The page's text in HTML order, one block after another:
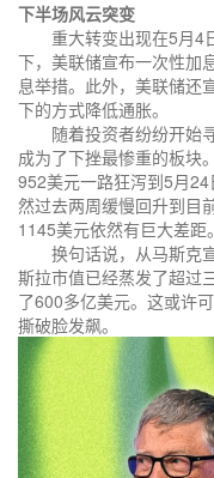
下半场风云突变
重大转变出现在5月4
下，美联储宣布一次性加
息举措。此外，美联储还
下的方式降低通胀。
随着投资者纷纷开始寻
成为了下挫最惨重的板块
952美元一路狂泻到5月
然过去两周缓慢回升到目
1145美元依然有巨大差距。
换句话说，从马斯克宣
斯拉市值已经蒸发了超过
了600多亿美元。这或许
撕破脸发飙。